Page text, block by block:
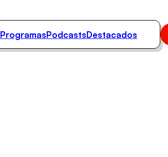
ProgramasPodcastsDestacados